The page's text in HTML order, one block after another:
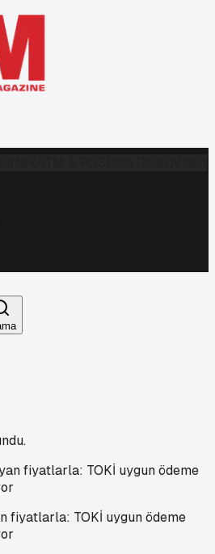
fiyatlarla: TOKİ uygun ödeme